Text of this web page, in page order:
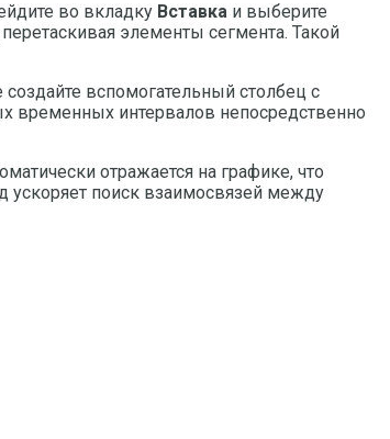
во вкладку Вставка и выберите
элементы сегмента. Такой
вспомогательный столбец с
временных интервалов непосредственно
отражается на графике, что
ускоряет поиск взаимосвязей между